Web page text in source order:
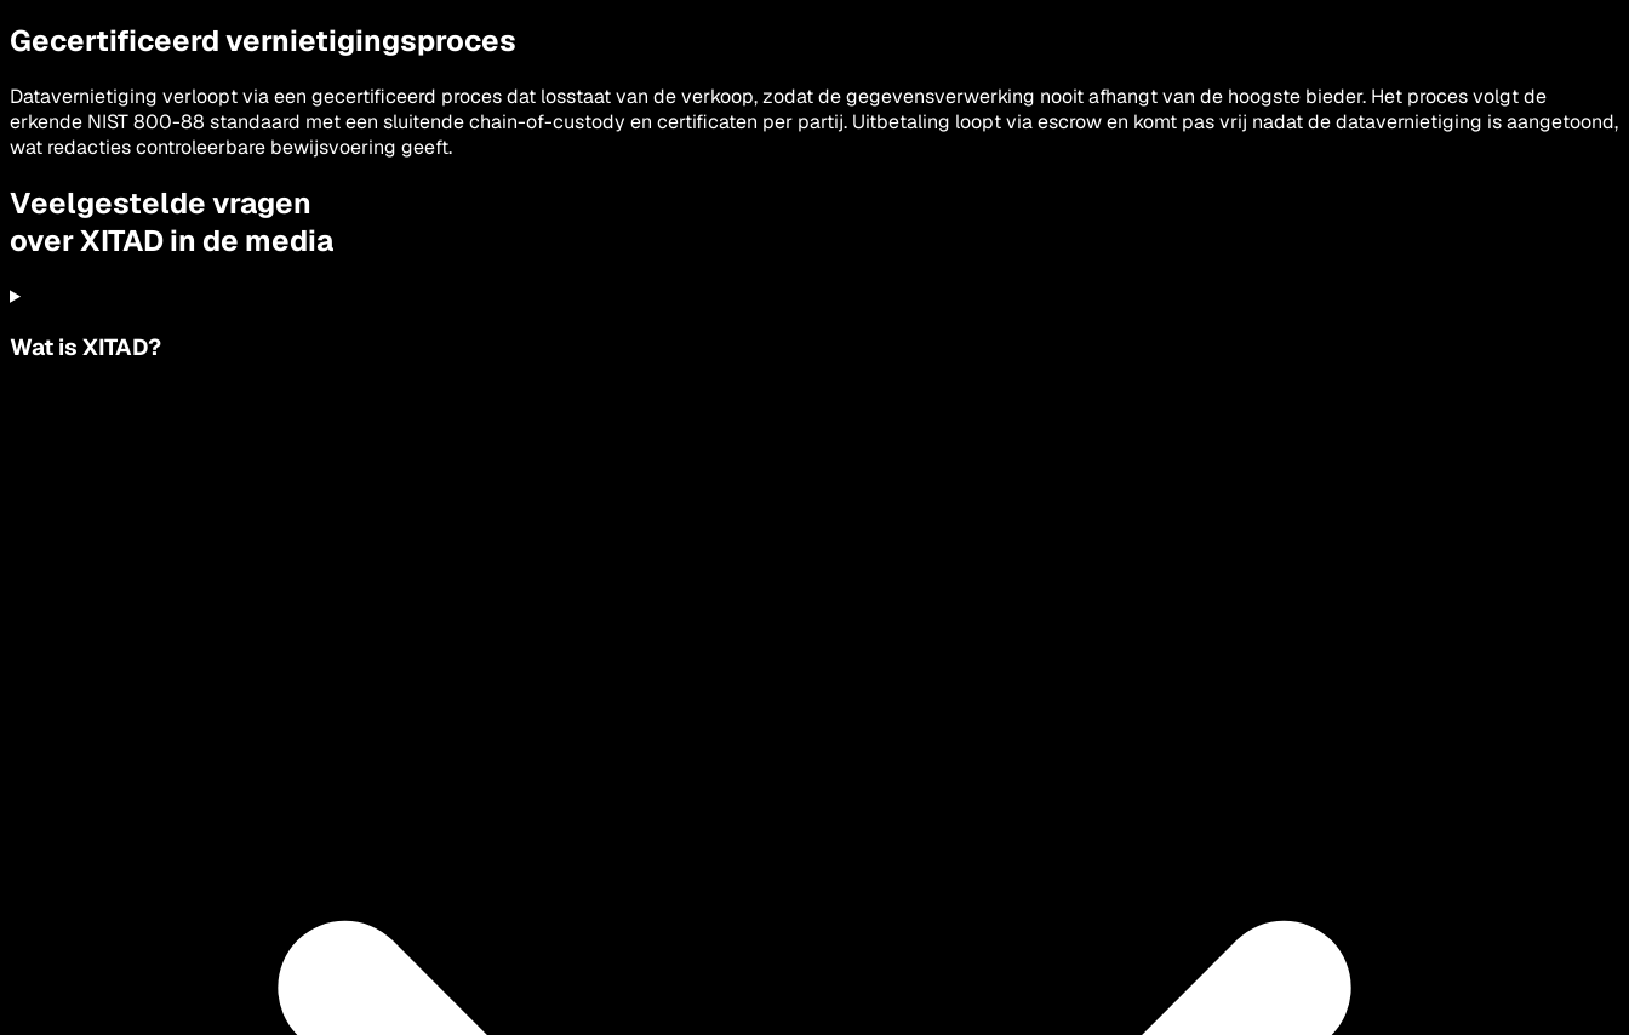
Gecertificeerd vernietigingsproces
Datavernietiging verloopt via een gecertificeerd proces dat losstaat van de verkoop, zodat de gegevensverwerking nooit afhangt van de hoogste bieder. Het proces volgt de
erkende NIST 800-88 standaard met een sluitende chain-of-custody en certificaten per partij. Uitbetaling loopt via escrow en komt pas vrij nadat de datavernietiging is aangetoond,
wat redacties controleerbare bewijsvoering geeft.
Veelgestelde vragen
over XITAD in de media
Wat is XITAD?